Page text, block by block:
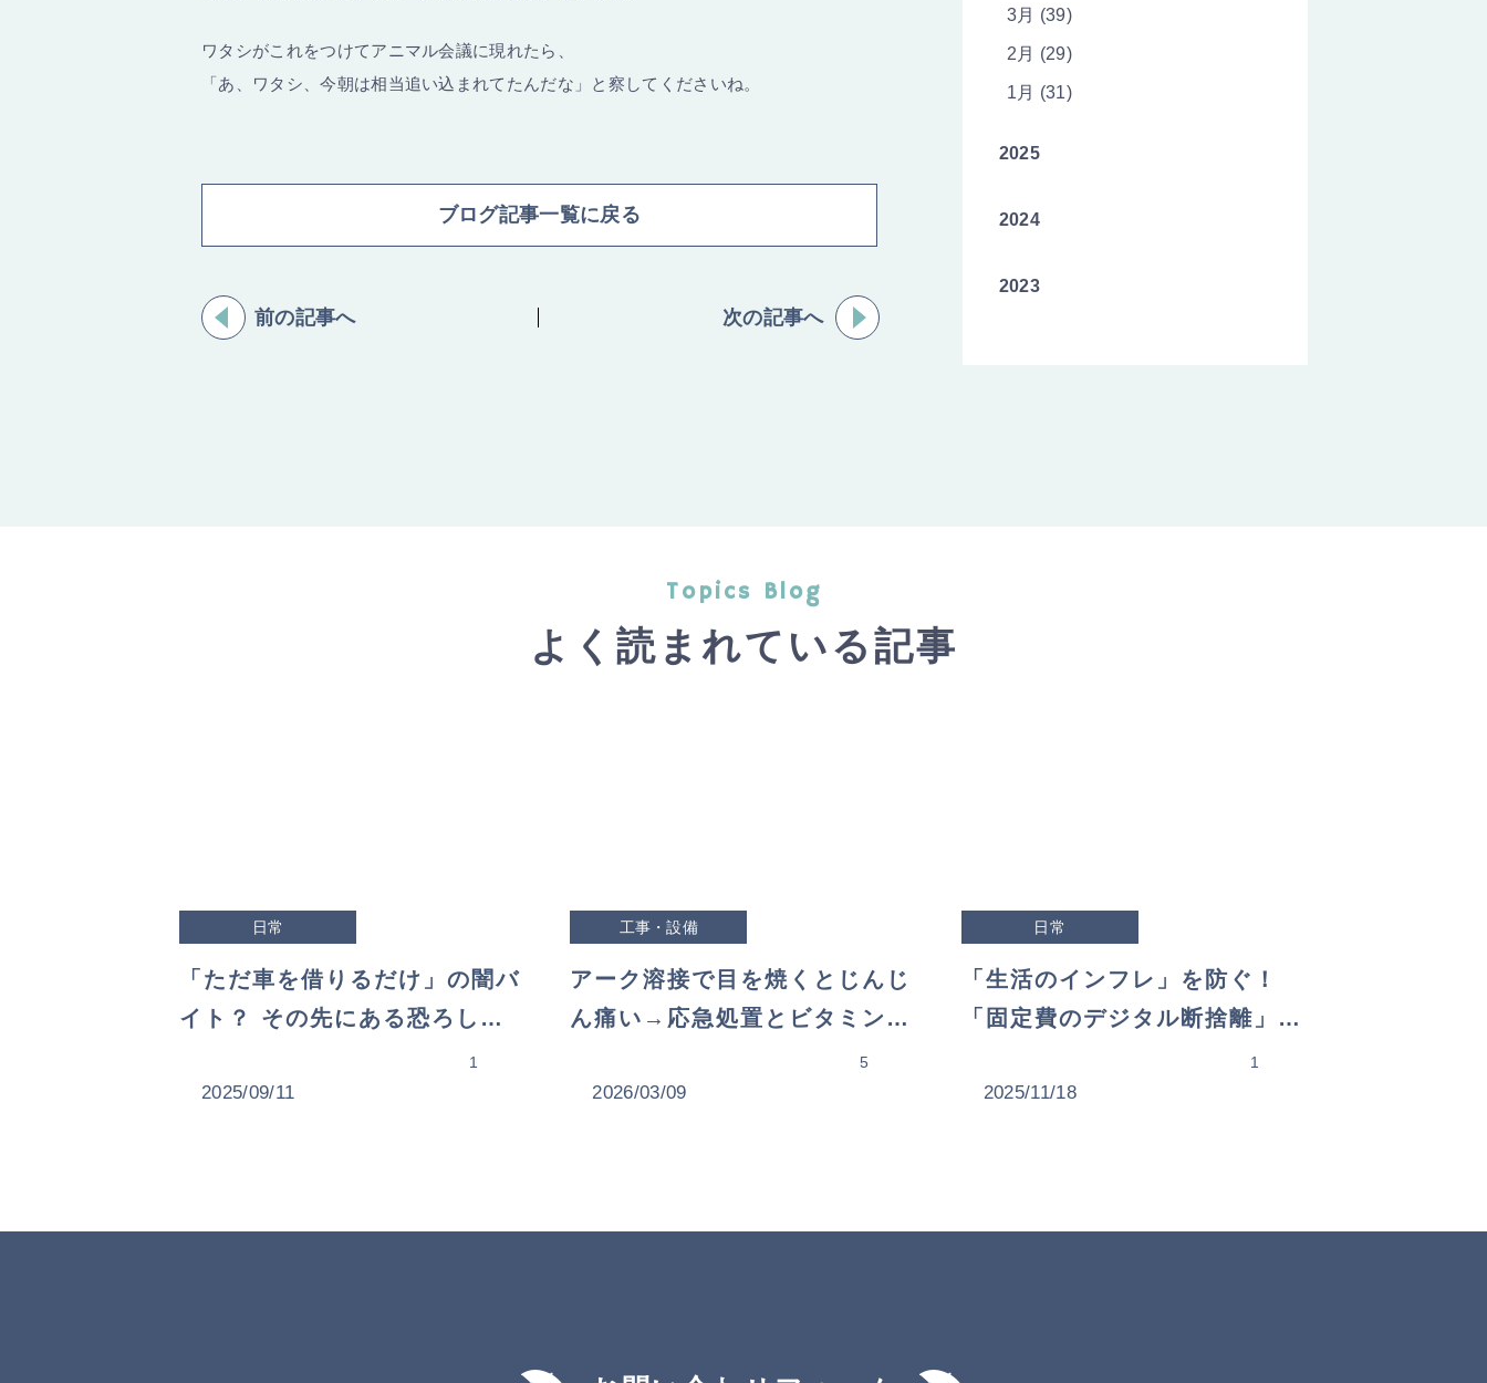
ワタシがこれをつけてアニマル会議に現れたら、
「あ、ワタシ、今朝は相当追い込まれてたんだな」と察してくださいね。
ブログ記事一覧に戻る
前の記事へ 次の記事へ
3月 (39)
2月 (29)
1月 (31)
2025
2024
2023
Topics Blog
よく読まれている記事
日常
「ただ車を借りるだけ」の闇バ
イト？ その先にある恐ろしい
2025/09/11
1
工事・設備
アーク溶接で目を焼くとじんじ
ん痛い→応急処置とビタミン目
2026/03/09
5
日常
「生活のインフレ」を防ぐ！
「固定費のデジタル断捨離」の
2025/11/18
1